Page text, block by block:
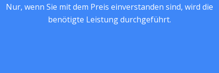
Nur, wenn Sie mit dem Preis einverstanden sind, wird die
benötigte Leistung durchgeführt.